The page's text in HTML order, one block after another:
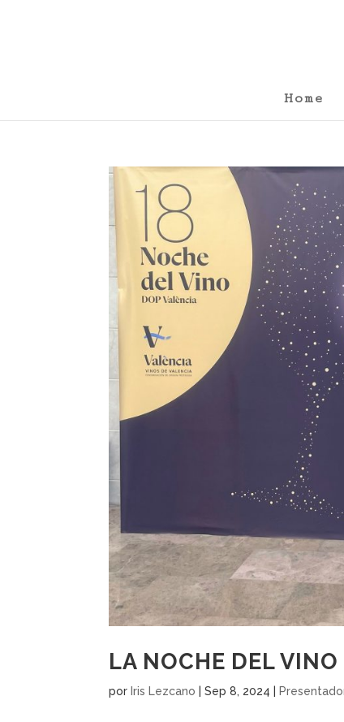
Home
LA NOCHE DEL VINO
por Iris Lezcano |Sep 8, 2024